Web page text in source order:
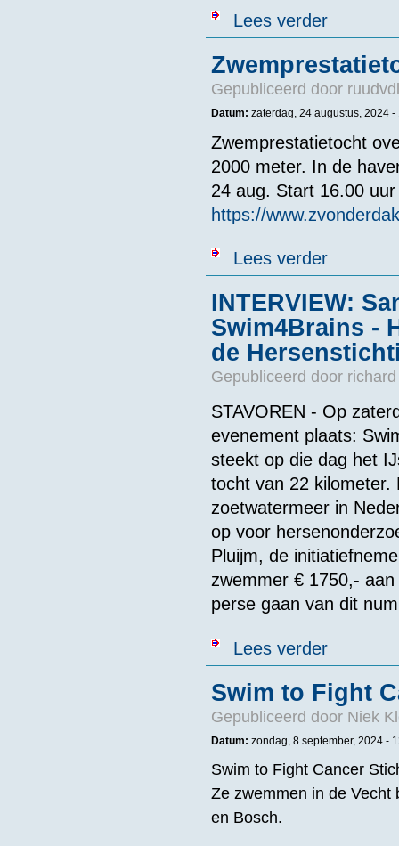
Lees verderover
Gepubliceerd door
Datum: zaterdag, 24 augustus, 2024 -
Zwemprestatietocht
2000 meter. In de
24 aug. Start 16.00
https://
Lees verderover
INTERVIEW:
Swim4Brains -
de
Gepubliceerd door
STAVOREN - Op
evenement plaats:
steekt op die dag het
tocht van 22 kilometer.
zoetwatermeer in
op voor
Pluijm, de
zwemmer € 1750,-
perse gaan van dit
Lees verderover
Swim to Fight
Gepubliceerd door Niek
Datum: zondag, 8 september, 2024 -
Swim to Fight Cancer
Ze zwemmen in de Vecht
en Bosch.